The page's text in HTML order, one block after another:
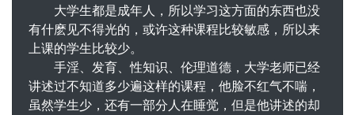
大学生都是成年人，所以学习这方面的东西也没
有什麽见不得光的，或许这种课程比较敏感，所以来
上课的学生比较少。
手淫、发育、性知识、伦理道德，大学老师已经
讲述过不知道多少遍这样的课程，他脸不红气不喘，
虽然学生少，还有一部分人在睡觉，但是他讲述的却